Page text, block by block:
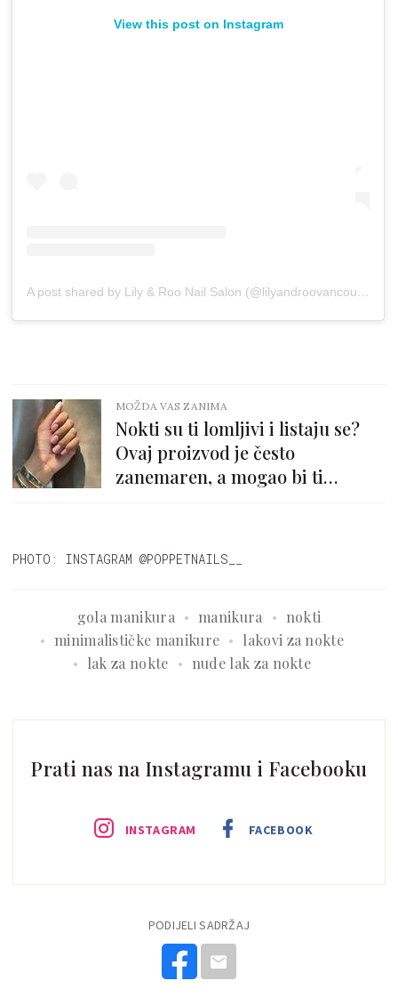
View this post on Instagram
A post shared by Lily & Roo Nail Salon (@lilyandroovancouver)
MOŽDA VAS ZANIMA
Nokti su ti lomljivi i listaju se?
Ovaj proizvod je često
zanemaren, a mogao bi ti
PHOTO: INSTAGRAM @POPPETNAILS__
gola manikura manikura
nokti
minimalističke manikure
lakovi za nokte
lak za nokte
nude lak za nokte
Prati nas na Instagramu i Facebooku
INSTAGRAM FACEBOOK
PODIJELI SADRŽAJ